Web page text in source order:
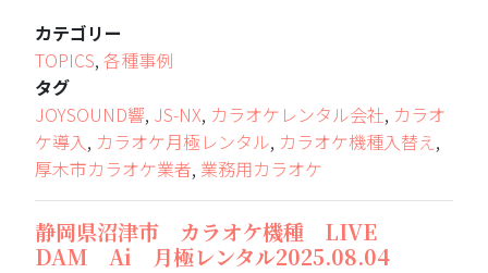
カテゴリー
TOPICS, 各種事例
タグ
JOYSOUND響, JS-NX, カラオケレンタル会社, カラオ
ケ導入, カラオケ月極レンタル, カラオケ機種入替え,
厚木市カラオケ業者, 業務用カラオケ
静岡県沼津市 カラオケ機種 LIVE
DAM Ai 月極レンタル2025.08.04